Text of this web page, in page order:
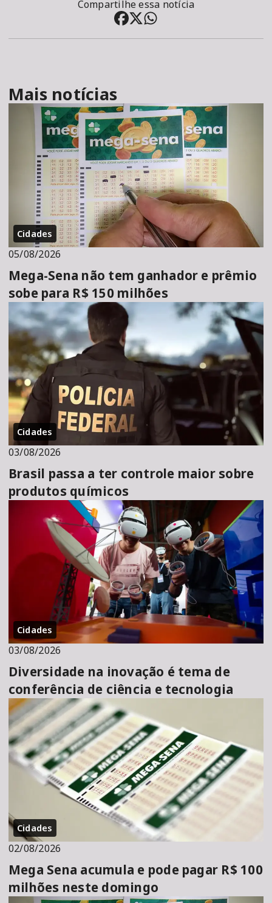
Compartilhe essa notícia
Mais notícias
Cidades
05/08/2026
Mega-Sena não tem ganhador e prêmio
sobe para R$ 150 milhões
Cidades
03/08/2026
Brasil passa a ter controle maior sobre
produtos químicos
Cidades
03/08/2026
Diversidade na inovação é tema de
conferência de ciência e tecnologia
Cidades
02/08/2026
Mega Sena acumula e pode pagar R$ 100
milhões neste domingo